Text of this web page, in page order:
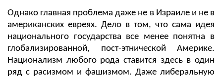
Однако главная проблема даже не в Израиле и не в
американских евреях. Дело в том, что сама идея
национального государства все менее понятна в
глобализированной, пост-этнической Америке.
Национализм любого рода ставится здесь в один
ряд с расизмом и фашизмом. Даже либеральную